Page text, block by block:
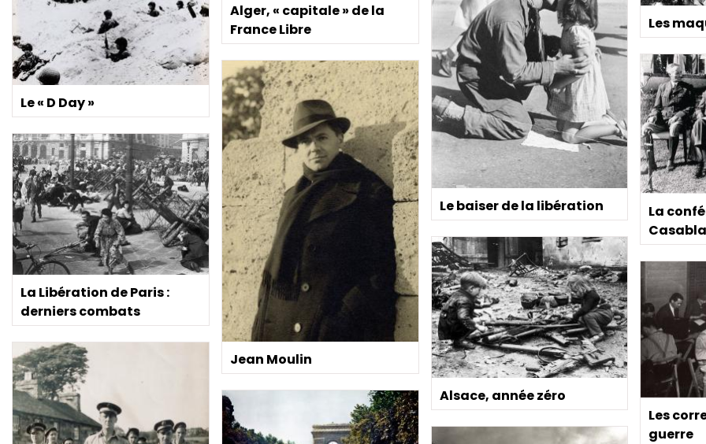
Les
Alger, « capitale » de la
France Libre
Le baiser de la libération
Le « D Day »
La
Jean Moulin
La Libération de Paris :
derniers combats
Alsace, année zéro
Les
guerre